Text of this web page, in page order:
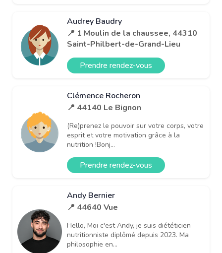
Audrey Baudry
📍 1 Moulin de la chaussee, 44310
Saint-Philbert-de-Grand-Lieu
Prendre rendez-vous
Clémence Rocheron
📍 44140 Le Bignon
(Re)prenez le pouvoir sur votre corps, votre
esprit et votre motivation grâce à la
nutrition !Bonj...
Prendre rendez-vous
Andy Bernier
📍 44640 Vue
Hello, Moi c'est Andy, je suis diététicien
nutritionniste diplômé depuis 2023. Ma
philosophie en...